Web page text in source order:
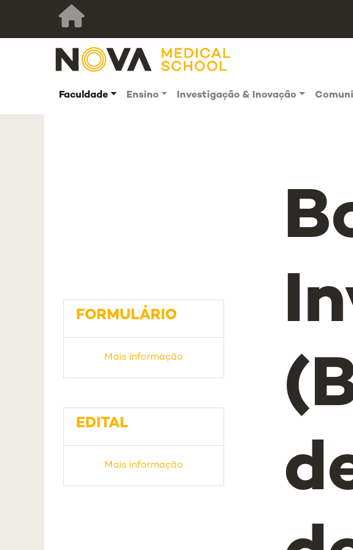
Faculdade Ensino Investigação & Inovação
FORMULÁRIO
Mais informação
EDITAL
Mais informação